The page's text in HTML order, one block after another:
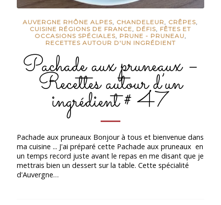
AUVERGNE RHÔNE ALPES, CHANDELEUR, CRÊPES,
CUISINE RÉGIONS DE FRANCE, DÉFIS, FÊTES ET
OCCASIONS SPÉCIALES, PRUNE - PRUNEAU,
RECETTES AUTOUR D'UN INGRÉDIENT
Pachade aux pruneaux –
Recettes autour d’un
ingrédient # 47
Pachade aux pruneaux Bonjour à tous et bienvenue dans
ma cuisine ... J'ai préparé cette Pachade aux pruneaux en
un temps record juste avant le repas en me disant que je
mettrais bien un dessert sur la table. Cette spécialité
d'Auvergne…